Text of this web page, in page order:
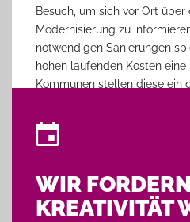
Besuch, um sich vor Ort
Modernisierung zu
notwendigen Sanierungen
hohen laufenden Kosten eine
Kommunen stellen diese ein
Pandemie.
Mattmüller versprach, das
DLRG-Vertretern in Külsheim
geplant.
WIR
KREATIVITÄT